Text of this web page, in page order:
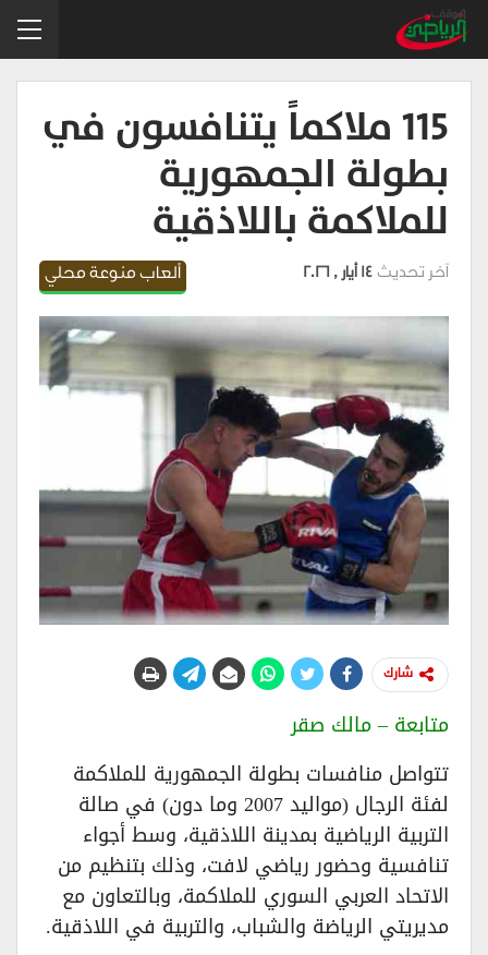
115 ملاكماً يتنافسون في
بطولة الجمهورية
للملاكمة باللاذقية
ألعاب منوعة محلي آخر تحديث14 أيار , 2026
شارك
متابعة – مالك صقر
​تتواصل منافسات بطولة الجمهورية للملاكمة
لفئة الرجال (مواليد 2007 وما دون) في صالة
التربية الرياضية بمدينة اللاذقية، وسط أجواء
تنافسية وحضور رياضي لافت، وذلك بتنظيم من
الاتحاد العربي السوري للملاكمة، وبالتعاون مع
مديريتي الرياضة والشباب، والتربية في اللاذقية.